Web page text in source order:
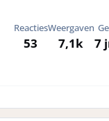
Reacties
53
Weergaven
7,1k 7